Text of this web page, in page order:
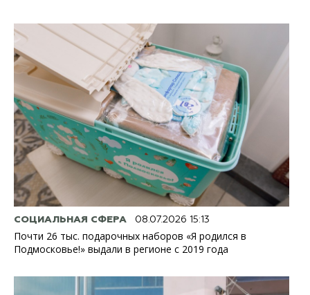
СОЦИАЛЬНАЯ СФЕРА 08.07.2026 15:13
Почти 26 тыс. подарочных наборов «Я родился в
Подмосковье!» выдали в регионе с 2019 года